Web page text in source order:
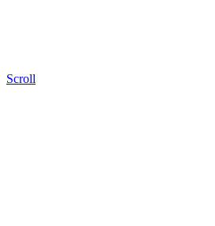
Scroll